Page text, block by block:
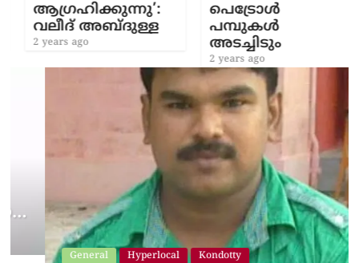
ആഗ്രഹിക്കുന്നു’:
വലീദ് അബ്ദുള്ള
2 years ago
പെട്രോള്‍
പമ്പുകള്‍
അടച്ചിടും
2 years ago
General Hyperlocal Kondotty